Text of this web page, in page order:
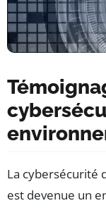
La cybersécurité
est devenue un